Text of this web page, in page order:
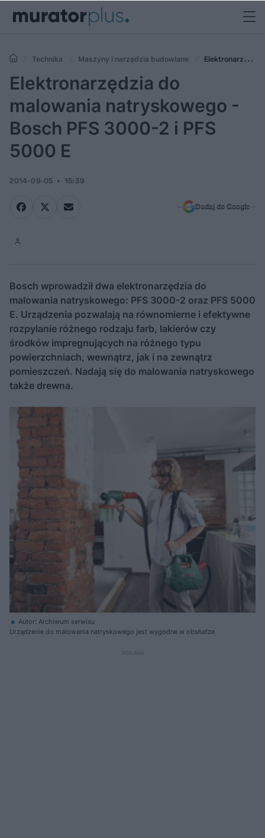
Technika Maszyny i narzędzia budowlane
Elektronarzędzia
do malowania natryskowego - Bosch PFS 3000-2 i PFS 5000 E
Elektronarzędzia do
malowania natryskowego -
Bosch PFS 3000-2 i PFS
5000 E
2014-09-05 15:39
Dodaj do Google
Bosch wprowadził dwa elektronarzędzia do
malowania natryskowego: PFS 3000-2 oraz PFS 5000
E. Urządzenia pozwalają na równomierne i efektywne
rozpylanie różnego rodzaju farb, lakierów czy
środków impregnujących na różnego typu
powierzchniach, wewnątrz, jak i na zewnątrz
pomieszczeń. Nadają się do malowania natryskowego
także drewna.
Autor: Archiwum serwisu
Urządzenie do malowania natryskowego jest wygodne w obsłudze